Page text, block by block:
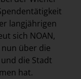
langjährigen
sich NOAN,
über die
die Stadt
hat.